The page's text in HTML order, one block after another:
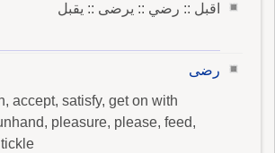
اقبل :: رضي :: يرضى :: يقبل
رضى
accept, satisfy, get on with
pleasure, please, feed,